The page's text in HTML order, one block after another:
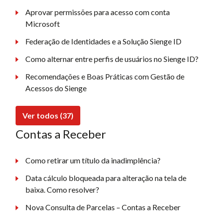
Aprovar permissões para acesso com conta
Microsoft
Federação de Identidades e a Solução Sienge ID
Como alternar entre perfis de usuários no Sienge ID?
Recomendações e Boas Práticas com Gestão de
Acessos do Sienge
Ver todos (37)
Contas a Receber
Como retirar um título da inadimplência?
Data cálculo bloqueada para alteração na tela de
baixa. Como resolver?
Nova Consulta de Parcelas – Contas a Receber